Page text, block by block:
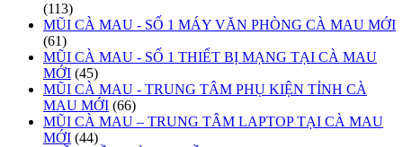
(113)
MŨI CÀ MAU - SỐ 1 MÁY VĂN PHÒNG CÀ MAU MỚI
(61)
MŨI CÀ MAU - SỐ 1 THIẾT BỊ MẠNG TẠI CÀ MAU
MỚI (45)
MŨI CÀ MAU - TRUNG TÂM PHỤ KIỆN TỈNH CÀ
MAU MỚI (66)
MŨI CÀ MAU – TRUNG TÂM LAPTOP TẠI CÀ MAU
MỚI (44)